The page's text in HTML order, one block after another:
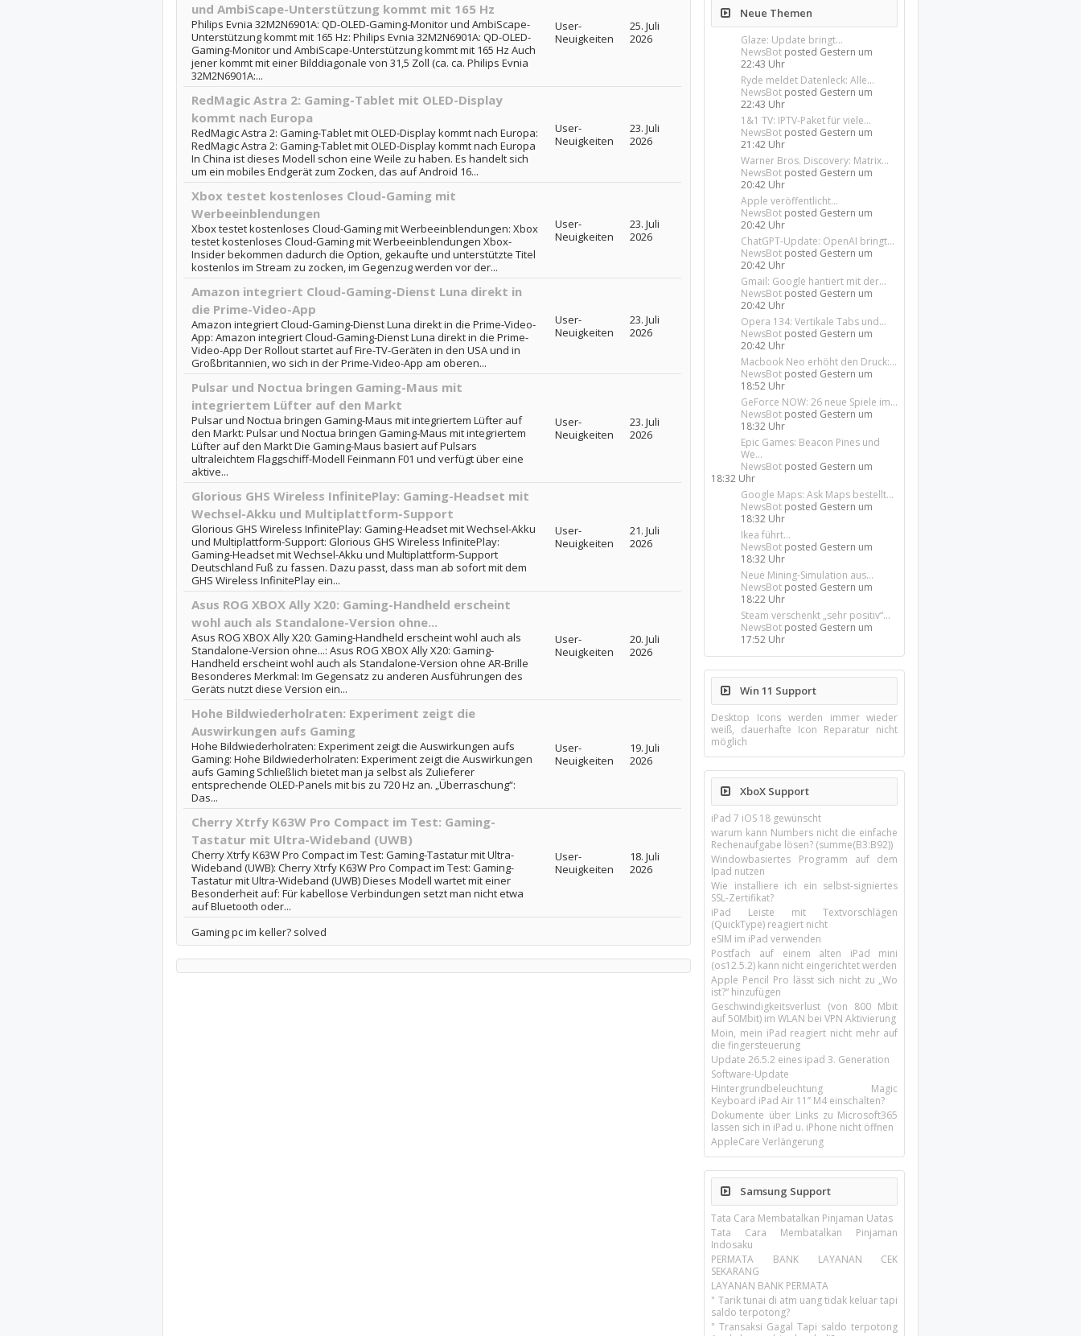
und AmbiScape-Unterstützung kommt mit 165 Hz
Philips Evnia 32M2N6901A: QD-OLED-Gaming-Monitor und AmbiScape-
Unterstützung kommt mit 165 Hz: Philips Evnia 32M2N6901A: QD-OLED-
Gaming-Monitor und AmbiScape-Unterstützung kommt mit 165 Hz Auch
jener kommt mit einer Bilddiagonale von 31,5 Zoll (ca. ca. Philips Evnia
32M2N6901A:...
User-
Neuigkeiten
25. Juli
2026
RedMagic Astra 2: Gaming-Tablet mit OLED-Display
kommt nach Europa
RedMagic Astra 2: Gaming-Tablet mit OLED-Display kommt nach Europa:
RedMagic Astra 2: Gaming-Tablet mit OLED-Display kommt nach Europa
In China ist dieses Modell schon eine Weile zu haben. Es handelt sich
um ein mobiles Endgerät zum Zocken, das auf Android 16...
User-
Neuigkeiten
23. Juli
2026
Xbox testet kostenloses Cloud-Gaming mit
Werbeeinblendungen
Xbox testet kostenloses Cloud-Gaming mit Werbeeinblendungen: Xbox
testet kostenloses Cloud-Gaming mit Werbeeinblendungen Xbox-
Insider bekommen dadurch die Option, gekaufte und unterstützte Titel
kostenlos im Stream zu zocken, im Gegenzug werden vor der...
User-
Neuigkeiten
23. Juli
2026
Amazon integriert Cloud-Gaming-Dienst Luna direkt in
die Prime-Video-App
Amazon integriert Cloud-Gaming-Dienst Luna direkt in die Prime-Video-
App: Amazon integriert Cloud-Gaming-Dienst Luna direkt in die Prime-
Video-App Der Rollout startet auf Fire-TV-Geräten in den USA und in
Großbritannien, wo sich in der Prime-Video-App am oberen...
User-
Neuigkeiten
23. Juli
2026
Pulsar und Noctua bringen Gaming-Maus mit
integriertem Lüfter auf den Markt
Pulsar und Noctua bringen Gaming-Maus mit integriertem Lüfter auf
den Markt: Pulsar und Noctua bringen Gaming-Maus mit integriertem
Lüfter auf den Markt Die Gaming-Maus basiert auf Pulsars
ultraleichtem Flaggschiff-Modell Feinmann F01 und verfügt über eine
aktive...
User-
Neuigkeiten
23. Juli
2026
Glorious GHS Wireless InfinitePlay: Gaming-Headset mit
Wechsel-Akku und Multiplattform-Support
Glorious GHS Wireless InfinitePlay: Gaming-Headset mit Wechsel-Akku
und Multiplattform-Support: Glorious GHS Wireless InfinitePlay:
Gaming-Headset mit Wechsel-Akku und Multiplattform-Support
Deutschland Fuß zu fassen. Dazu passt, dass man ab sofort mit dem
GHS Wireless InfinitePlay ein...
User-
Neuigkeiten
21. Juli
2026
Asus ROG XBOX Ally X20: Gaming-Handheld erscheint
wohl auch als Standalone-Version ohne...
Asus ROG XBOX Ally X20: Gaming-Handheld erscheint wohl auch als
Standalone-Version ohne...: Asus ROG XBOX Ally X20: Gaming-
Handheld erscheint wohl auch als Standalone-Version ohne AR-Brille
Besonderes Merkmal: Im Gegensatz zu anderen Ausführungen des
Geräts nutzt diese Version ein...
User-
Neuigkeiten
20. Juli
2026
Hohe Bildwiederholraten: Experiment zeigt die
Auswirkungen aufs Gaming
Hohe Bildwiederholraten: Experiment zeigt die Auswirkungen aufs
Gaming: Hohe Bildwiederholraten: Experiment zeigt die Auswirkungen
aufs Gaming Schließlich bietet man ja selbst als Zulieferer
entsprechende OLED-Panels mit bis zu 720 Hz an. „Überraschung“:
Das...
User-
Neuigkeiten
19. Juli
2026
Cherry Xtrfy K63W Pro Compact im Test: Gaming-
Tastatur mit Ultra-Wideband (UWB)
Cherry Xtrfy K63W Pro Compact im Test: Gaming-Tastatur mit Ultra-
Wideband (UWB): Cherry Xtrfy K63W Pro Compact im Test: Gaming-
Tastatur mit Ultra-Wideband (UWB) Dieses Modell wartet mit einer
Besonderheit auf: Für kabellose Verbindungen setzt man nicht etwa
auf Bluetooth oder...
User-
Neuigkeiten
18. Juli
2026
Gaming pc im keller? solved
Neue Themen
Glaze: Update bringt...
NewsBot posted Gestern um
22:43 Uhr
Ryde meldet Datenleck: Alle...
NewsBot posted Gestern um
22:43 Uhr
1&1 TV: IPTV-Paket für viele...
NewsBot posted Gestern um
21:42 Uhr
Warner Bros. Discovery: Matrix...
NewsBot posted Gestern um
20:42 Uhr
Apple veröffentlicht...
NewsBot posted Gestern um
20:42 Uhr
ChatGPT-Update: OpenAI bringt...
NewsBot posted Gestern um
20:42 Uhr
Gmail: Google hantiert mit der...
NewsBot posted Gestern um
20:42 Uhr
Opera 134: Vertikale Tabs und...
NewsBot posted Gestern um
20:42 Uhr
Macbook Neo erhöht den Druck:...
NewsBot posted Gestern um
18:52 Uhr
GeForce NOW: 26 neue Spiele im...
NewsBot posted Gestern um
18:32 Uhr
Epic Games: Beacon Pines und
We...
NewsBot posted Gestern um
18:32 Uhr
Google Maps: Ask Maps bestellt...
NewsBot posted Gestern um
18:32 Uhr
Ikea führt...
NewsBot posted Gestern um
18:32 Uhr
Neue Mining-Simulation aus...
NewsBot posted Gestern um
18:22 Uhr
Steam verschenkt „sehr positiv“...
NewsBot posted Gestern um
17:52 Uhr
Win 11 Support
Desktop Icons werden immer wieder
weiß, dauerhafte Icon Reparatur nicht
möglich
XboX Support
iPad 7 iOS 18 gewünscht
warum kann Numbers nicht die einfache
Rechenaufgabe lösen? (summe(B3:B92))
Windowbasiertes Programm auf dem
Ipad nutzen
Wie installiere ich ein selbst-signiertes
SSL-Zertifikat?
iPad Leiste mit Textvorschlägen
(QuickType) reagiert nicht
eSIM im iPad verwenden
Postfach auf einem alten iPad mini
(os12.5.2) kann nicht eingerichtet werden
Apple Pencil Pro lässt sich nicht zu „Wo
ist?“ hinzufügen
Geschwindigkeitsverlust (von 800 Mbit
auf 50Mbit) im WLAN bei VPN Aktivierung
Moin, mein iPad reagiert nicht mehr auf
die fingersteuerung
Update 26.5.2 eines ipad 3. Generation
Software-Update
Hintergrundbeleuchtung Magic
Keyboard iPad Air 11’’ M4 einschalten?
Dokumente über Links zu Microsoft365
lassen sich in iPad u. iPhone nicht öffnen
AppleCare Verlängerung
Samsung Support
Tata Cara Membatalkan Pinjaman Uatas
Tata Cara Membatalkan Pinjaman
Indosaku
PERMATA BANK LAYANAN CEK
SEKARANG
LAYANAN BANK PERMATA
" Tarik tunai di atm uang tidak keluar tapi
saldo terpotong?
" Transaksi Gagal Tapi saldo terpotong